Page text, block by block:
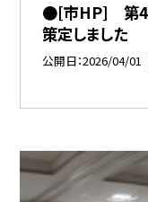
●[市HP] 第4
策定しました
公開日 2026/04/01